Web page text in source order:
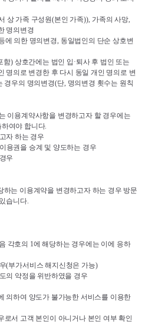
상 가족 구성원(본인 가족)), 가족의 사망
명의변경
에 의한 명의변경, 동일법인의 단순 상호변
함) 상호간에는 법인 입 ·퇴사 후 법인 또는
명의로 변경한 후 다시 동일 개인 명의로 변
경우의 명의변경(단, 명의변경 횟수는 원칙
여야 합니다.
자 하는 경우
용권을 승계 및 양도하는 경우
우
하는 이용계약을 변경하고자 하는 경우 방문
습니다.
각호의 1에 해당하는 경우에는 이에 응하
(부가서비스 해지신청은 가능)
의 약정을 위반하였을 경우
의하여 양도가 불가능한 서비스를 이용한
로서 고객 본인이 아니거나 본인 여부 확인